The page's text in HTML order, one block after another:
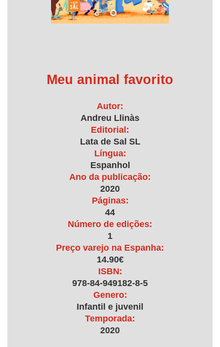
Meu animal favorito
Autor:
Andreu Llinàs
Editorial:
Lata de Sal SL
Língua:
Espanhol
Ano da publicação:
2020
Páginas:
44
Número de edições:
1
Preço varejo na Espanha:
14.90€
ISBN:
978-84-949182-8-5
Genero:
Infantil e juvenil
Temporada:
2020